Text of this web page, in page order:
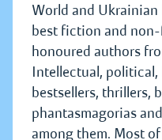
World and Ukrainian
best fiction and
honoured authors
Intellectual,
bestsellers, thrillers,
phantasmagorias
among them. Most